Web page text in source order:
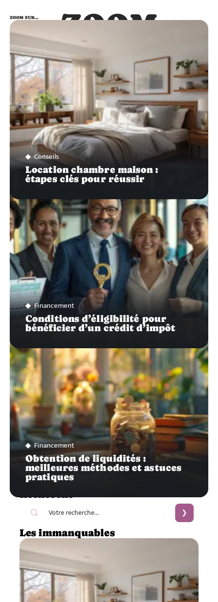
ZOOM
SUR…
ZOOM SUR…
Conseils
Location chambre maison :
étapes clés pour réussir
Financement
Conditions d’éligibilité pour
bénéficier d’un crédit d’impôt
Financement
Obtention de liquidités :
meilleures méthodes et astuces
pratiques
Les immanquables